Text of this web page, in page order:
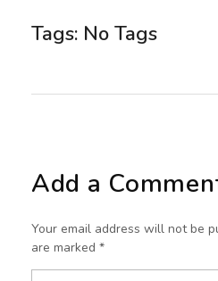
Tags: No Tags
Add a
Your email address will not be
are marked *